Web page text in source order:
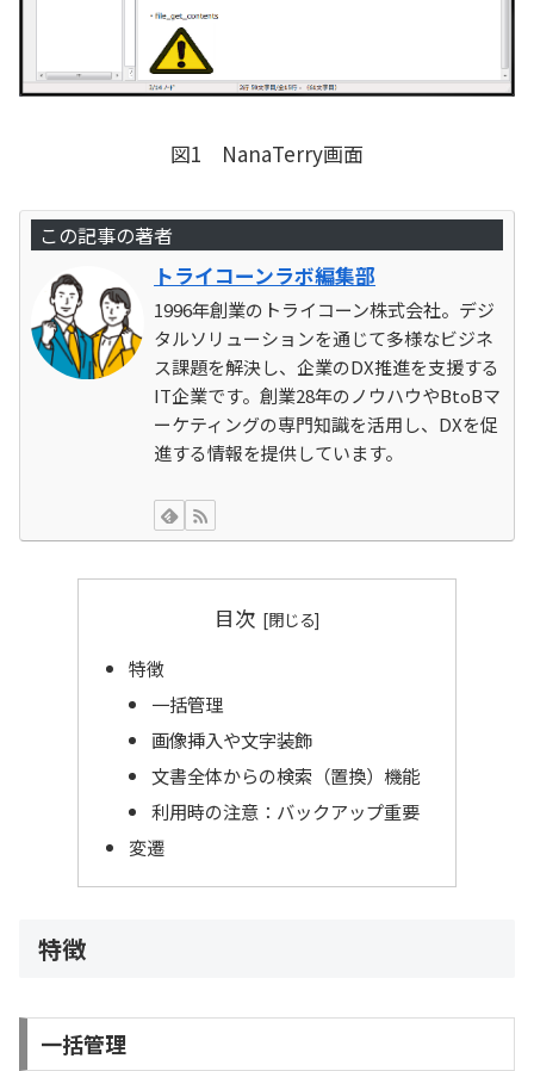
図1 NanaTerry画面
この記事の著者
トライコーンラボ編集部
1996年創業のトライコーン株式会社。デジ
タルソリューションを通じて多様なビジネ
ス課題を解決し、企業のDX推進を支援する
IT企業です。創業28年のノウハウやBtoBマ
ーケティングの専門知識を活用し、DXを促
進する情報を提供しています。
目次
特徴
一括管理
画像挿入や文字装飾
文書全体からの検索（置換）機能
利用時の注意：バックアップ重要
変遷
特徴
一括管理